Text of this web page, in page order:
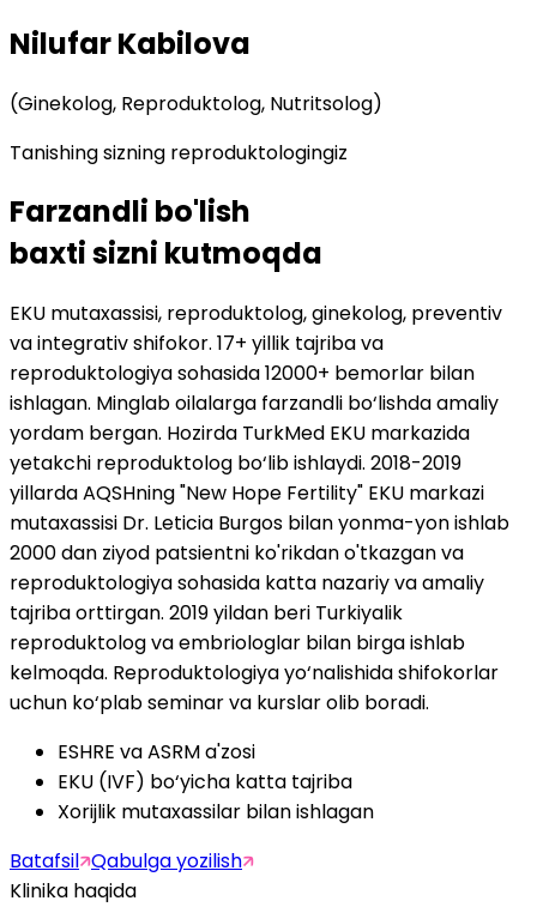
Nilufar Kabilova
(Ginekolog, Reproduktolog, Nutritsolog)
Tanishing sizning reproduktologingiz
Farzandli bo'lish
baxti sizni kutmoqda
EKU mutaxassisi, reproduktolog, ginekolog, preventiv
va integrativ shifokor. 17+ yillik tajriba va
reproduktologiya sohasida 12000+ bemorlar bilan
ishlagan. Minglab oilalarga farzandli bo‘lishda amaliy
yordam bergan. Hozirda TurkMed EKU markazida
yetakchi reproduktolog bo‘lib ishlaydi. 2018-2019
yillarda AQSHning "New Hope Fertility" EKU markazi
mutaxassisi Dr. Leticia Burgos bilan yonma-yon ishlab
2000 dan ziyod patsientni ko'rikdan o'tkazgan va
reproduktologiya sohasida katta nazariy va amaliy
tajriba orttirgan. 2019 yildan beri Turkiyalik
reproduktolog va embriologlar bilan birga ishlab
kelmoqda. Reproduktologiya yo‘nalishida shifokorlar
uchun ko‘plab seminar va kurslar olib boradi.
ESHRE va ASRM a'zosi
EKU (IVF) bo‘yicha katta tajriba
Xorijlik mutaxassilar bilan ishlagan
Batafsil Qabulga yozilish
Klinika haqida